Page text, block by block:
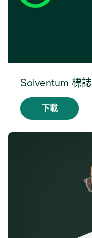
Solventum 標誌
下載
在